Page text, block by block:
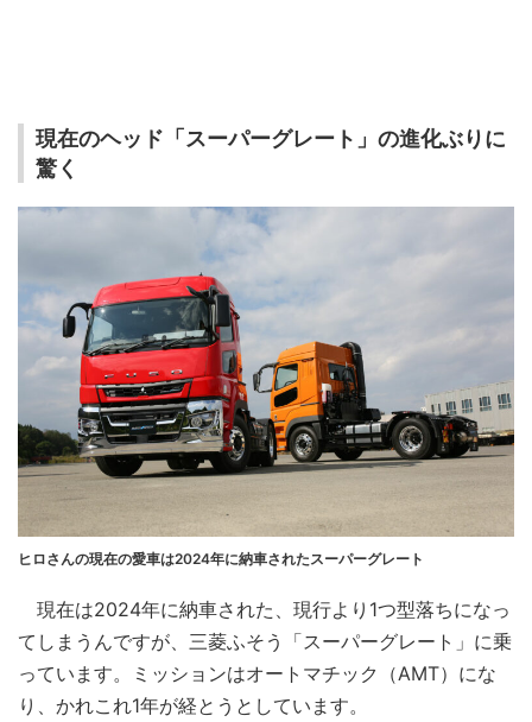
現在のヘッド「スーパーグレート」の進化ぶりに
驚く
ヒロさんの現在の愛車は2024年に納車されたスーパーグレート
現在は2024年に納車された、現行より1つ型落ちになっ
てしまうんですが、三菱ふそう「スーパーグレート」に乗
っています。ミッションはオートマチック（AMT）にな
り、かれこれ1年が経とうとしています。